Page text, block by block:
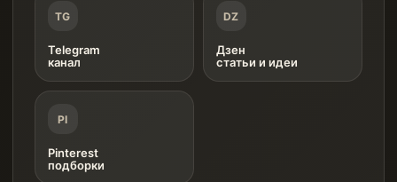
TG
Telegram
канал
DZ
Дзен
статьи и идеи
PI
Pinterest
подборки